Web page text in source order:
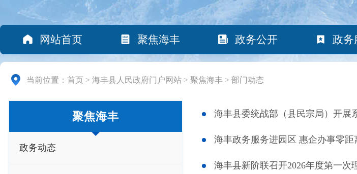
网站首页 聚焦海丰 政务公开 政务
当前位置： 首页 > 海丰县人民政府门户网站 > 聚焦海丰 > 部门动态
聚焦海丰
政务动态
海丰县委统战部（县民宗局）开展
海丰政务服务进园区 惠企办事零距
海丰县新阶联召开2026年度第一次